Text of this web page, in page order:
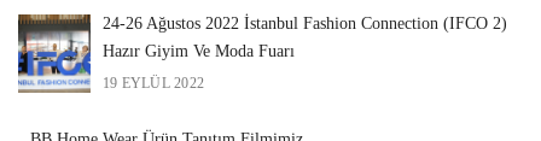
24-26 Ağustos 2022 İstanbul Fashion Connection (IFCO 2)
Hazır Giyim Ve Moda Fuarı
19 EYLÜL 2022